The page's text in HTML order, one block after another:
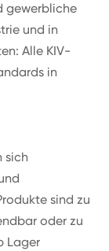
gewerbliche
und in
Alle KIV-
in
sich
sind zu
oder zu
Lager